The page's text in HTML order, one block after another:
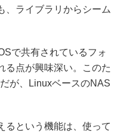
、ライブラリからシーム
で共有されているフォ
る点が興味深い。このた
が、LinuxベースのNAS
という機能は、使って